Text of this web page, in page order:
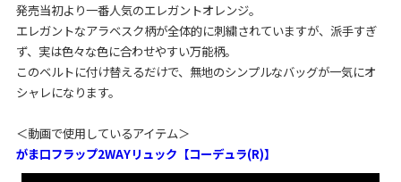
発売当初より一番人気のエレガントオレンジ。
エレガントなアラベスク柄が全体的に刺繍されていますが、派手すぎ
ず、実は色々な色に合わせやすい万能柄。
このベルトに付け替えるだけで、無地のシンプルなバッグが一気にオ
シャレになります。
＜動画で使用しているアイテム＞
がま口フラップ2WAYリュック【コーデュラ(R)】